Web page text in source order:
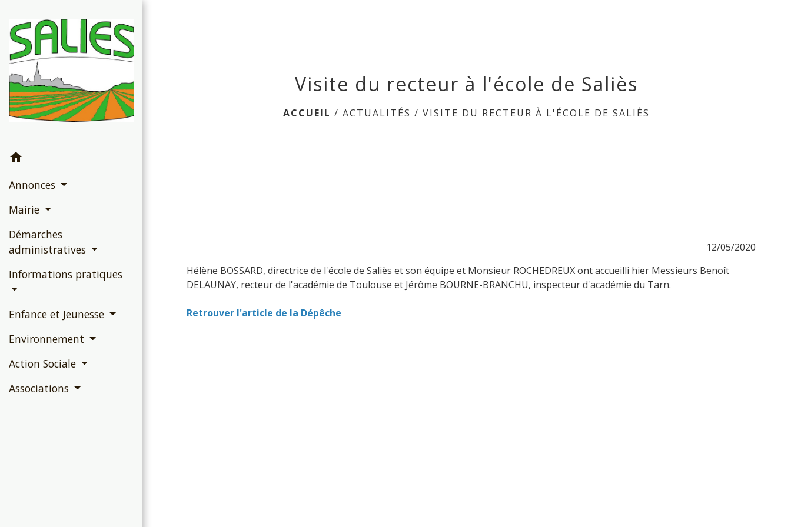
home
Annonces
Mairie
Démarches
administratives
Informations pratiques
Enfance et Jeunesse
Environnement
Action Sociale
Associations
Visite du recteur à l'école de Saliès
ACCUEIL /ACTUALITÉS /VISITE DU RECTEUR À L'ÉCOLE DE SALIÈS
12/05/2020
Hélène BOSSARD, directrice de l'école de Saliès et son équipe et Monsieur ROCHEDREUX ont accueilli hier Messieurs Benoît
DELAUNAY, recteur de l'académie de Toulouse et Jérôme BOURNE-BRANCHU, inspecteur d'académie du Tarn.
Retrouver l'article de la Dépêche